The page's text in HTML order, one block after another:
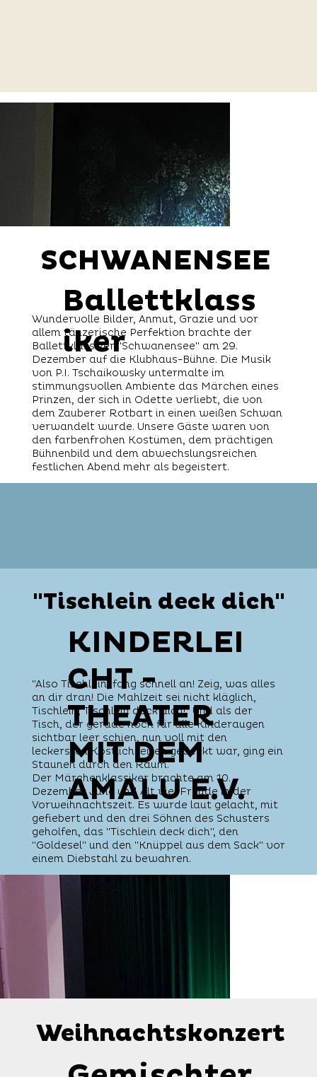
SCHWANENSEE
SCHWANENSEE
Ballettklass
iker
Wundervolle Bilder, Anmut, Grazie und vor
allem tänzerische Perfektion brachte der
Ballettklassiker "Schwanensee" am 29.
Dezember auf die Klubhaus-Bühne. Die Musik
von P.I. Tschaikowsky untermalte im
stimmungsvollen Ambiente das Märchen eines
Prinzen, der sich in Odette verliebt, die von
dem Zauberer Rotbart in einen weißen Schwan
verwandelt wurde. Unsere Gäste waren von
den farbenfrohen Kostümen, dem prächtigen
Bühnenbild und dem abwechslungsreichen
festlichen Abend mehr als begeistert.
KINDERLEI
CHT -
THEATER
MIT DEM
AMALU E.V.
"Tischlein deck dich"
"Tischlein deck dich"
"Also Tischlein, fang schnell an! Zeig, was alles
an dir dran! Die Mahlzeit sei nicht kläglich,
Tischlein, Tischlein deck dich!" Und als der
Tisch, der gerade noch für alle Kinderaugen
sichtbar leer schien, nun voll mit den
leckersten Köstlichkeiten gedeckt war, ging ein
Staunen durch den Raum.
Der Märchenklassiker brachte am 10.
Dezember Jung und Alt viel Freude in der
Vorweihnachtszeit. Es wurde laut gelacht, mit
gefiebert und den drei Söhnen des Schusters
geholfen, das "Tischlein deck dich", den
"Goldesel" und den "Knüppel aus dem Sack" vor
einem Diebstahl zu bewahren.
Weihnachtskonzert
Weihnachtskonzert